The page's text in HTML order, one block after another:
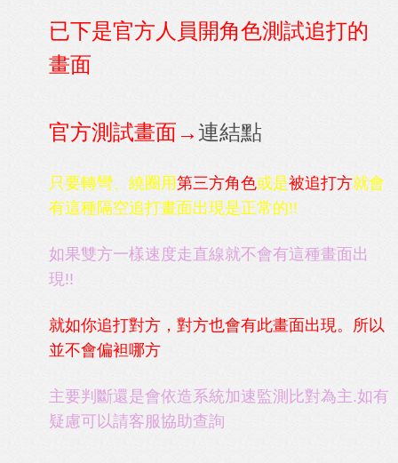
已下是官方人員開角色測試追打的
畫面
官方測試畫面→連結點
只要轉彎、繞圈用第三方角色或是被追打方就會
有這種隔空追打畫面出現是正常的!!
如果雙方一樣速度走直線就不會有這種畫面出
現!!
就如你追打對方，對方也會有此畫面出現。所以
並不會偏袒哪方
主要判斷還是會依造系統加速監測比對為主.如有
疑慮可以請客服協助查詢